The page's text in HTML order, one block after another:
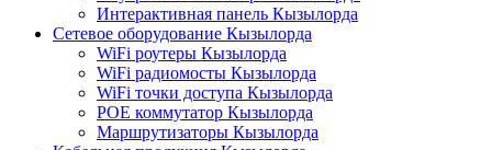
Интерактивная панель Кызылорда
Сетевое оборудование Кызылорда
WiFi роутеры Кызылорда
WiFi радиомосты Кызылорда
WiFi точки доступа Кызылорда
POE коммутатор Кызылорда
Маршрутизаторы Кызылорда